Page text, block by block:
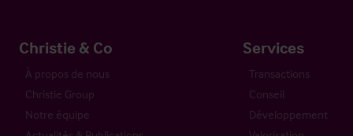
Christie & Co
À propos de nous
Christie Group
Notre équipe
Services
Transactions
Conseil
Développement